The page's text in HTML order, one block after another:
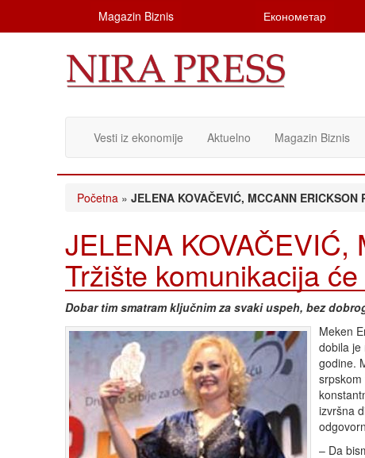
Magazin Biznis Економетар
Vesti iz ekonomije Aktuelno Magazin Biznis
Početna » JELENA KOVAČEVIĆ, MCCANN
JELENA
Tržište komunikacija
Dobar tim smatram ključnim za svaki uspeh, bez
Meken
dobila je
godine.
izvršna
– Da